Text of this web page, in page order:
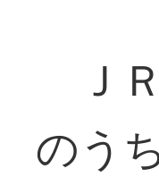
Ｊ
のう